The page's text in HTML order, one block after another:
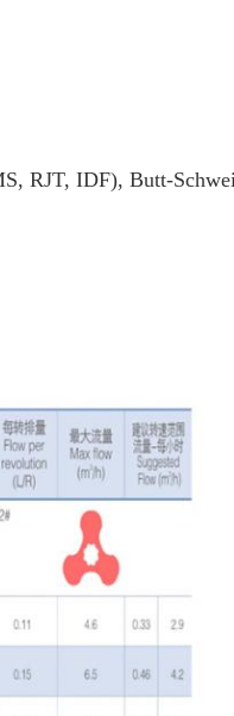
RJT, IDF), Butt-